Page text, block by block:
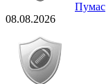
Пумас
08.08.2026